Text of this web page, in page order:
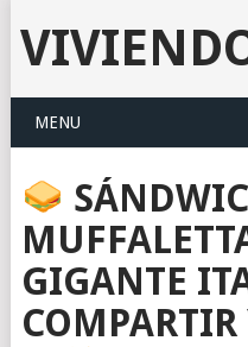
MENU
GIGANTE